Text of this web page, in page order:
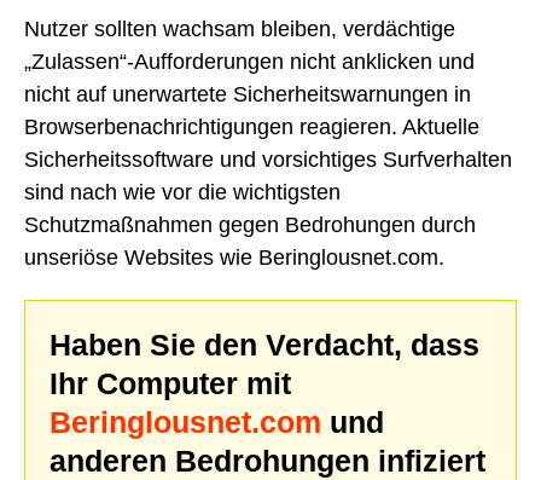
Nutzer sollten wachsam bleiben, verdächtige
„Zulassen“-Aufforderungen nicht anklicken und
nicht auf unerwartete Sicherheitswarnungen in
Browserbenachrichtigungen reagieren. Aktuelle
Sicherheitssoftware und vorsichtiges Surfverhalten
sind nach wie vor die wichtigsten
Schutzmaßnahmen gegen Bedrohungen durch
unseriöse Websites wie Beringlousnet.com.
Haben Sie den Verdacht, dass
Ihr Computer mit
Beringlousnet.com und
anderen Bedrohungen infiziert